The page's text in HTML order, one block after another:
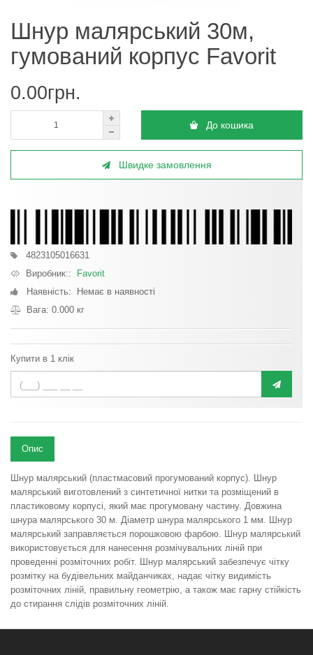
Шнур малярський 30м,
гумований корпус Favorit
0.00грн.
До кошика
Швидке замовлення
4823105016631
Виробник::
Favorit
Наявність: Немає в наявності
Вага: 0.000 кг
Купити в 1 клік
Опис
Шнур малярський (пластмасовий прогумований корпус). Шнур
малярський виготовлений з синтетичної нитки та розміщений в
пластиковому корпусі, який має прогумовану частину. Довжина
шнура малярського 30 м. Діаметр шнура малярського 1 мм. Шнур
малярський заправляється порошковою фарбою. Шнур малярський
використовується для нанесення розмічувальних ліній при
проведенні розміточних робіт. Шнур малярський забезпечує чітку
розмітку на будівельних майданчиках, надає чітку видимість
розміточних ліній, правильну геометрію, а також має гарну стійкість
до стирання слідів розміточних ліній.